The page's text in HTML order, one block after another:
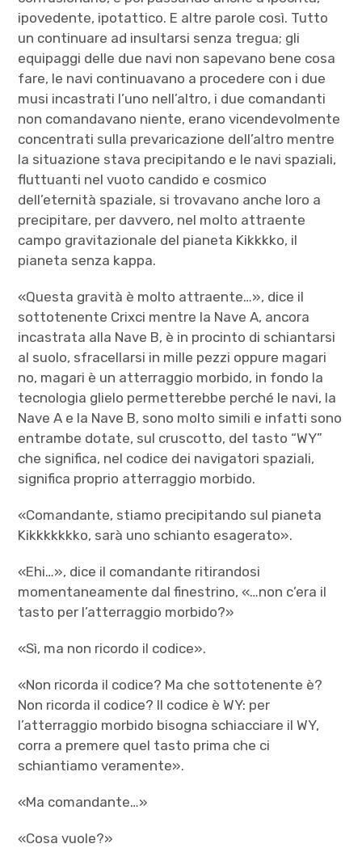
ipovedente, ipotattico. E altre parole così. Tutto
un continuare ad insultarsi senza tregua; gli
equipaggi delle due navi non sapevano bene cosa
fare, le navi continuavano a procedere con i due
musi incastrati l’uno nell’altro, i due comandanti
non comandavano niente, erano vicendevolmente
concentrati sulla prevaricazione dell’altro mentre
la situazione stava precipitando e le navi spaziali,
fluttuanti nel vuoto candido e cosmico
dell’eternità spaziale, si trovavano anche loro a
precipitare, per davvero, nel molto attraente
campo gravitazionale del pianeta Kikkkko, il
pianeta senza kappa.
«Questa gravità è molto attraente…», dice il
sottotenente Crixci mentre la Nave A, ancora
incastrata alla Nave B, è in procinto di schiantarsi
al suolo, sfracellarsi in mille pezzi oppure magari
no, magari è un atterraggio morbido, in fondo la
tecnologia glielo permetterebbe perché le navi, la
Nave A e la Nave B, sono molto simili e infatti sono
entrambe dotate, sul cruscotto, del tasto “WY”
che significa, nel codice dei navigatori spaziali,
significa proprio atterraggio morbido.
«Comandante, stiamo precipitando sul pianeta
Kikkkkkkko, sarà uno schianto esagerato».
«Ehi…», dice il comandante ritirandosi
momentaneamente dal finestrino, «…non c’era il
tasto per l’atterraggio morbido?»
«Sì, ma non ricordo il codice».
«Non ricorda il codice? Ma che sottotenente è?
Non ricorda il codice? Il codice è WY: per
l’atterraggio morbido bisogna schiacciare il WY,
corra a premere quel tasto prima che ci
schiantiamo veramente».
«Ma comandante…»
«Cosa vuole?»